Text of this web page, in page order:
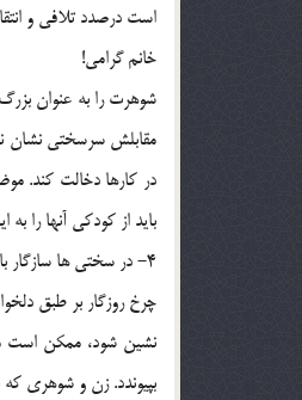
است درصدد تلافي و
خانم گرامي!
شوهرت را به عنوان
مقابلش سرسختي نشان
در کارها دخالت کند.
بايد از کودکي آنها را
4- در سختي ها سازگار باش!
چرخ روزگار بر طبق
نشين شود، ممکن است
بپيوندد. زن و شوهري که